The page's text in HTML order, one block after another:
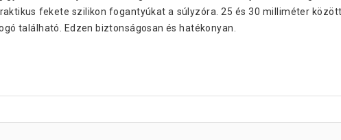
fekete szilikon fogantyúkat a súlyzóra. 25 és 30 milliméter
található. Edzen biztonságosan és hatékonyan.